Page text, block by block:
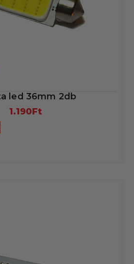
led 36mm 2db
1.190Ft